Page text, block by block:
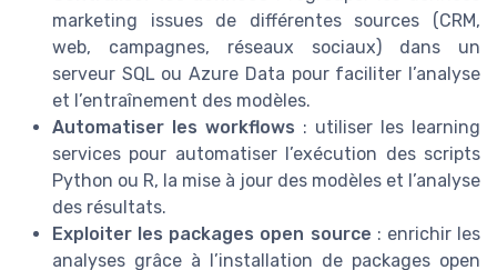
marketing issues de différentes sources (CRM,
web, campagnes, réseaux sociaux) dans un
serveur SQL ou Azure Data pour faciliter l’analyse
et l’entraînement des modèles.
Automatiser les workflows : utiliser les learning
services pour automatiser l’exécution des scripts
Python ou R, la mise à jour des modèles et l’analyse
des résultats.
Exploiter les packages open source : enrichir les
analyses grâce à l’installation de packages open